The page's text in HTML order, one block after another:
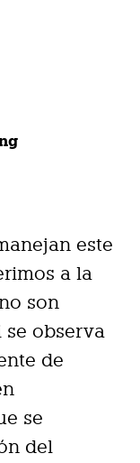
este
a la
son
observa
de
se
del